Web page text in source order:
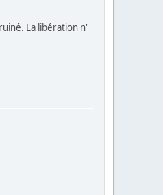
La libération n'